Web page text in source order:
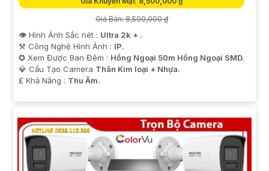
Giá Bán: 8,500,000 ₫
👁 Hình Ảnh Sắc nét : Ultra 2k + .
⚒ Công Nghệ Hình Ảnh : IP.
✪ Xem Được Ban Đêm : Hồng Ngoại 50m Hồng Ngoại SMD.
💎 Cấu Tạo Camera Thân Kim loại + Nhựa.
️₤ Khả Năng : Thu Âm.